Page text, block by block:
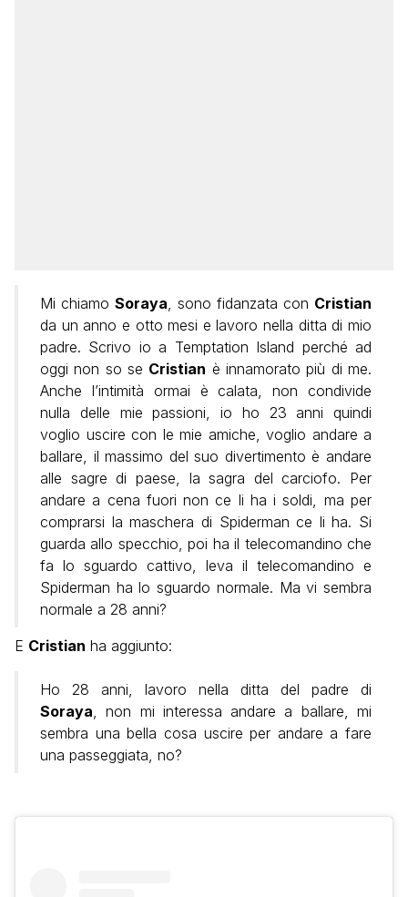
Mi chiamo Soraya, sono fidanzata con Cristian
da un anno e otto mesi e lavoro nella ditta di mio
padre. Scrivo io a Temptation Island perché ad
oggi non so se Cristian è innamorato più di me.
Anche l’intimità ormai è calata, non condivide
nulla delle mie passioni, io ho 23 anni quindi
voglio uscire con le mie amiche, voglio andare a
ballare, il massimo del suo divertimento è andare
alle sagre di paese, la sagra del carciofo. Per
andare a cena fuori non ce li ha i soldi, ma per
comprarsi la maschera di Spiderman ce li ha. Si
guarda allo specchio, poi ha il telecomandino che
fa lo sguardo cattivo, leva il telecomandino e
Spiderman ha lo sguardo normale. Ma vi sembra
normale a 28 anni?
E Cristian ha aggiunto:
Ho 28 anni, lavoro nella ditta del padre di
Soraya, non mi interessa andare a ballare, mi
sembra una bella cosa uscire per andare a fare
una passeggiata, no?